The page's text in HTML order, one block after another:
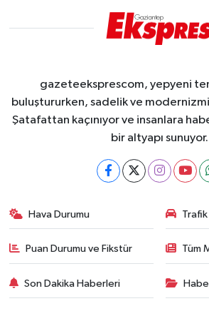
gazeteeksprescom, yepyeni
buluştururken, sadelik ve
Şatafattan kaçınıyor ve insanlara
bir altyapı sunuyor.
Hava Durumu
Puan Durumu ve Fikstür Tüm
Son Dakika Haberleri